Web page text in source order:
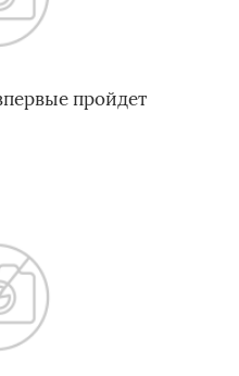
пройдет